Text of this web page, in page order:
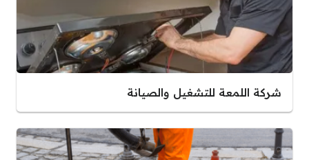
شركة اللمعة للتشغيل والصيانة